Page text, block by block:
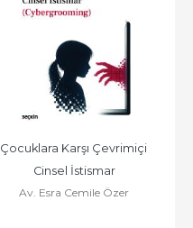
Çocuklara Karşı Çevrimiçi
Cinsel İstismar
Av. Esra Cemile Özer